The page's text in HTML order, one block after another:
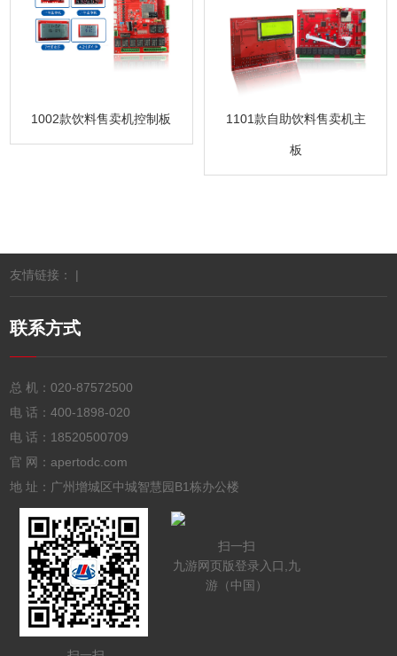
1002款饮料售卖机控制板 1101款自助饮料售卖机主
板
友情链接： |
联系方式
总 机：020-87572500
电 话：400-1898-020
电 话： 18520500709
官 网：apertodc.com
地 址：广州增城区中城智慧园B1栋办公楼
扫一扫
九游网页版登录入口,九
游（中国）